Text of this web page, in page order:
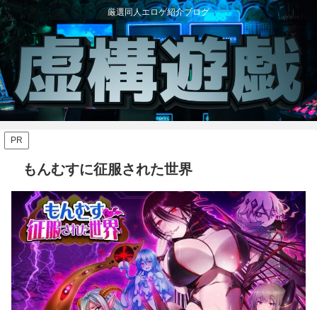
厳選同人エロゲ紹介ブログ
PR
もんむすに征服された世界